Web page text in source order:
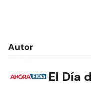
Autor
El Día